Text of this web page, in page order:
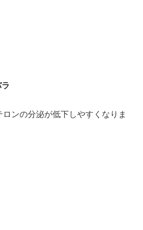
ンの分泌が低下しやすくなりま